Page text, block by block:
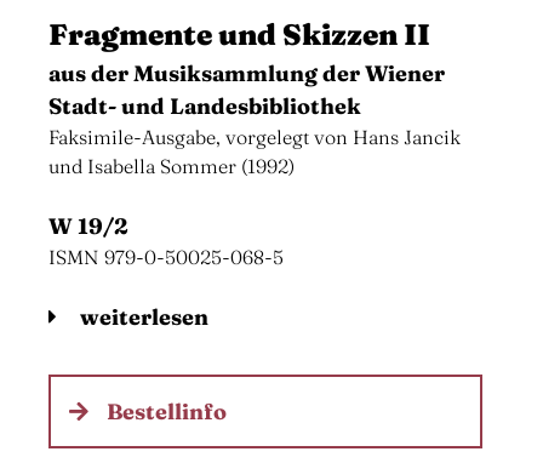
Fragmente und Skizzen II
aus der Musiksammlung der Wiener
Stadt- und Landesbibliothek
Faksimile-Ausgabe, vorgelegt von Hans Jancik
und Isabella Sommer (1992)
W 19/2
ISMN 979-0-50025-068-5
weiterlesen
Bestellinfo